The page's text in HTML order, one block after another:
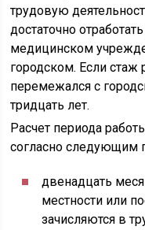
трудовую
достаточно
медицинском
городском. Если стаж
перемежался с
тридцать лет.
Расчет периода
согласно следующим
двенадцать
местности или
зачисляются в